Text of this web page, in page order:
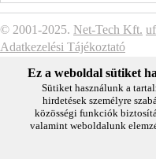
© 2001-2025. Net-Tech Kft.
Adatkezelési Tájékoztató
Ez a weboldal sütiket
Sütiket használunk a
hirdetések személyre
közösségi funkciók
valamint weboldalunk